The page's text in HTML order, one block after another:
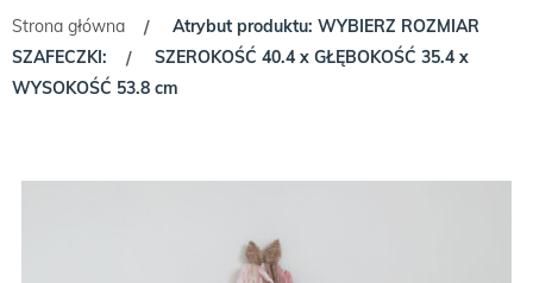
Strona główna /
Atrybut produktu: WYBIERZ ROZMIAR
SZAFECZKI:
/
SZEROKOŚĆ 40.4 x GŁĘBOKOŚĆ 35.4 x
WYSOKOŚĆ 53.8 cm